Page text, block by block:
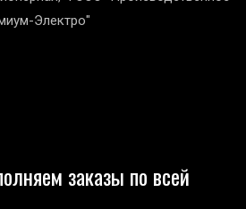
Электро"
заказы по всей